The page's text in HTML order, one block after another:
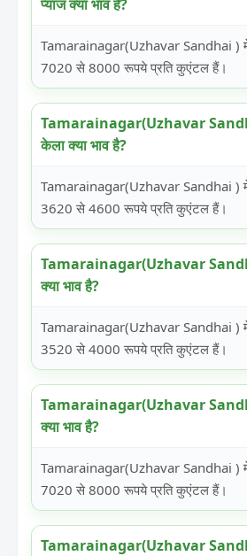
प्याज क्या भाव है?
Tamarainagar(Uzhavar Sandhai ) में
7020 से 8000 रूपये प्रति कुएंटल हैं।
Tamarainagar(Uzhavar
केला क्या भाव है?
Tamarainagar(Uzhavar Sandhai ) में
3620 से 4600 रूपये प्रति कुएंटल हैं।
Tamarainagar(Uzhavar
क्या भाव है?
Tamarainagar(Uzhavar Sandhai ) में
3520 से 4000 रूपये प्रति कुएंटल हैं।
Tamarainagar(Uzhavar
क्या भाव है?
Tamarainagar(Uzhavar Sandhai )
7020 से 8000 रूपये प्रति कुएंटल हैं।
Tamarainagar(Uzhavar